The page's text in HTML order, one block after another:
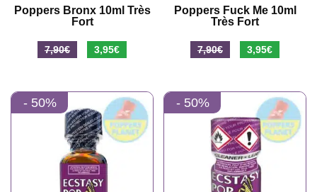
Poppers Bronx 10ml Très
Fort
7,90€
Le
était :
7,90€.
3,95€
est :
3,95€.
Poppers Fuck Me 10ml
Très Fort
7,90€
Le
était :
7,90€.
3,95€
est :
3,95€.
- 50% - 50%